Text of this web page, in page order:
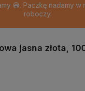
😅. Paczkę nadamy w
roboczy.
jasna złota,